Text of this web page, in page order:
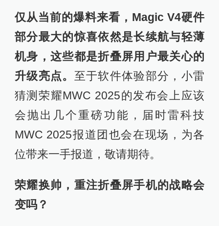
仅从当前的爆料来看，Magic V4硬件
部分最大的惊喜依然是长续航与轻薄
机身，这些都是折叠屏用户最关心的
升级亮点。 至于软件体验部分，小雷
猜测荣耀MWC 2025的发布会上应该
会抛出几个重磅功能，届时雷科技
MWC 2025报道团也会在现场，为各
位带来一手报道，敬请期待。
荣耀换帅，重注折叠屏手机的战略会
变吗？